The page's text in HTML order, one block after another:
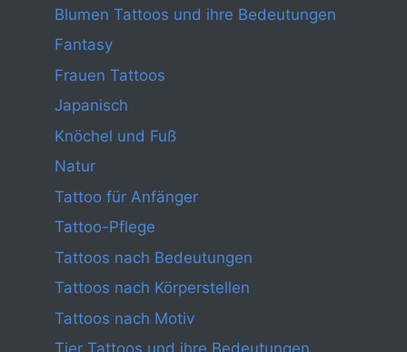
Blumen Tattoos und ihre Bedeutungen
Fantasy
Frauen Tattoos
Japanisch
Knöchel und Fuß
Natur
Tattoo für Anfänger
Tattoo-Pflege
Tattoos nach Bedeutungen
Tattoos nach Körperstellen
Tattoos nach Motiv
Tier Tattoos und ihre Bedeutungen